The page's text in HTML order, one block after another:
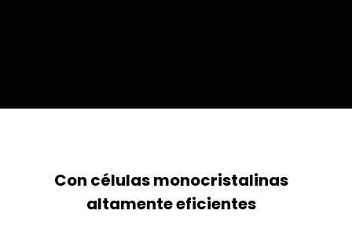
Con células monocristalinas
altamente eficientes